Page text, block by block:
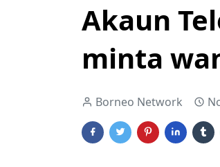
Akaun
minta
Borneo Network